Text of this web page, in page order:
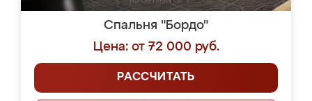
Спальня "Бордо"
Цена: от 72 000 руб.
РАССЧИТАТЬ